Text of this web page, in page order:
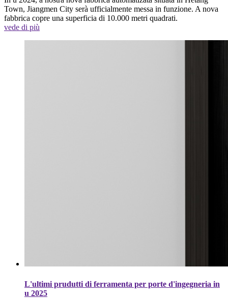
Town, Jiangmen City serà ufficialmente messa in funzione. A nova
fabbrica copre una superficia di 10.000 metri quadrati.
vede di più
L'ultimi prudutti di ferramenta per porte d'ingegneria in
u 2025